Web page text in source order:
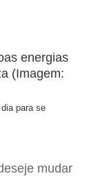
para se
mudar